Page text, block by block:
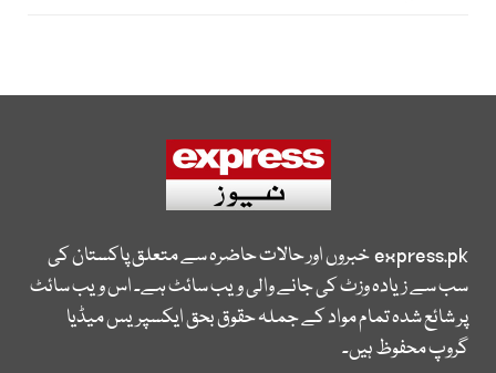
express.pkخبروں اور حالات حاضرہ سے متعلق پاکستان کی
سب سے زیادہ وزٹ کی جانے والی ویب سائٹ ہے۔ اس ویب سائٹ
پر شائع شدہ تمام مواد کے جملہ حقوق بحق ایکسپریس میڈیا
گروپ محفوظ ہیں۔